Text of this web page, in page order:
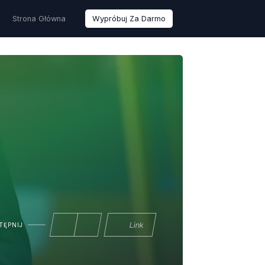
Strona Główna Wypróbuj Za Darmo
Link